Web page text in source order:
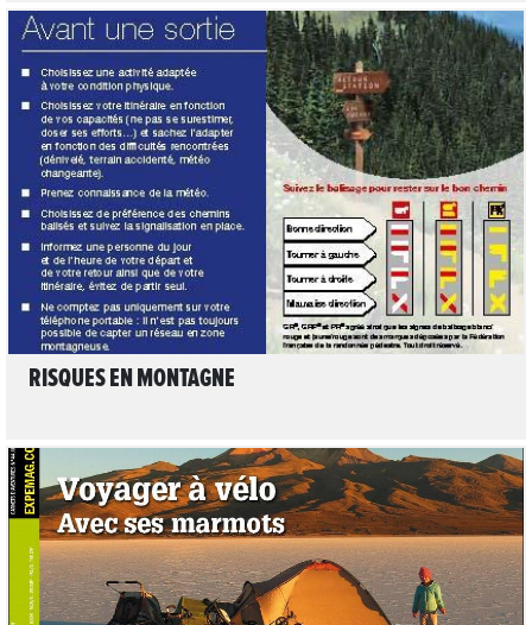
LIRE L'ARTICLE
RISQUES EN MONTAGNE
LIRE L'ARTICLE